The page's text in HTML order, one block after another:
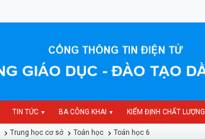
TIN TỨC ▼ BA CÔNG KHAI ▼ KIỂM ĐỊNH CHẤT LƯỢNG
Trung học cơ sở Toán học Toán học 6